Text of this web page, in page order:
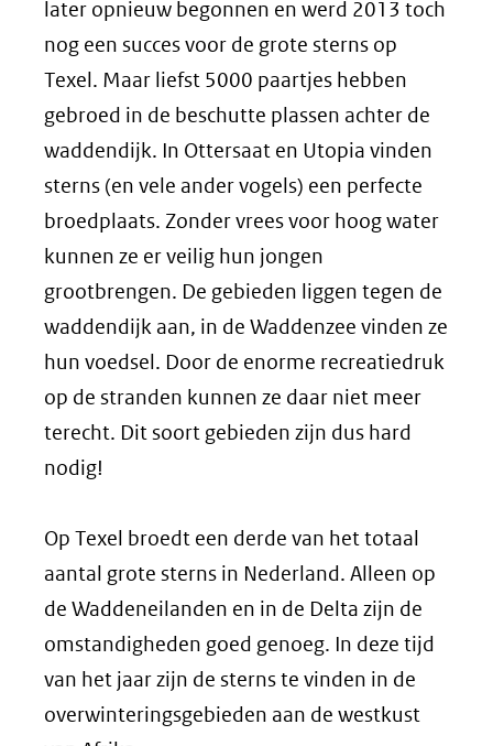
later opnieuw begonnen en werd 2013 toch
nog een succes voor de grote sterns op
Texel. Maar liefst 5000 paartjes hebben
gebroed in de beschutte plassen achter de
waddendijk. In Ottersaat en Utopia vinden
sterns (en vele ander vogels) een perfecte
broedplaats. Zonder vrees voor hoog water
kunnen ze er veilig hun jongen
grootbrengen. De gebieden liggen tegen de
waddendijk aan, in de Waddenzee vinden ze
hun voedsel. Door de enorme recreatiedruk
op de stranden kunnen ze daar niet meer
terecht. Dit soort gebieden zijn dus hard
nodig!
Op Texel broedt een derde van het totaal
aantal grote sterns in Nederland. Alleen op
de Waddeneilanden en in de Delta zijn de
omstandigheden goed genoeg. In deze tijd
van het jaar zijn de sterns te vinden in de
overwinteringsgebieden aan de westkust